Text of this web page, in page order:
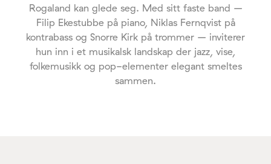
Rogaland kan glede seg. Med sitt faste band –
Filip Ekestubbe på piano, Niklas Fernqvist på
kontrabass og Snorre Kirk på trommer – inviterer
hun inn i et musikalsk landskap der jazz, vise,
folkemusikk og pop-elementer elegant smeltes
sammen.